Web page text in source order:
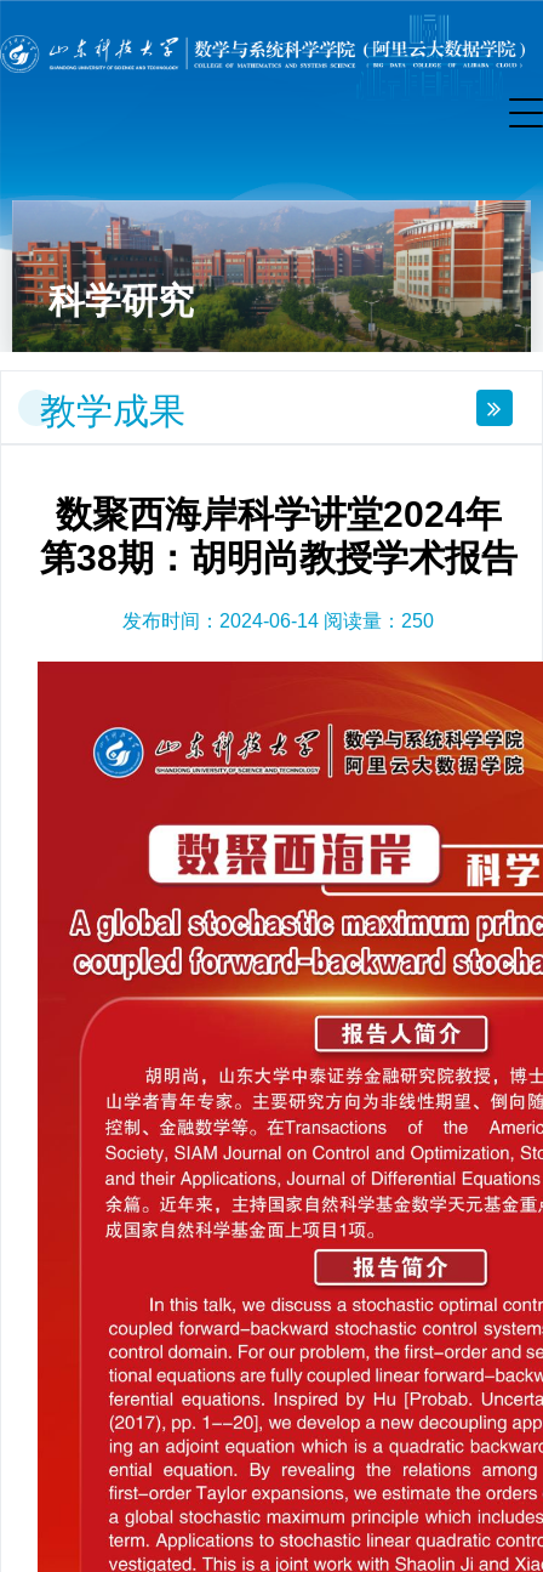
科学研究
教学成果
数聚西海岸科学讲堂2024年
第38期：胡明尚教授学术报告
发布时间：2024-06-14 阅读量： 250